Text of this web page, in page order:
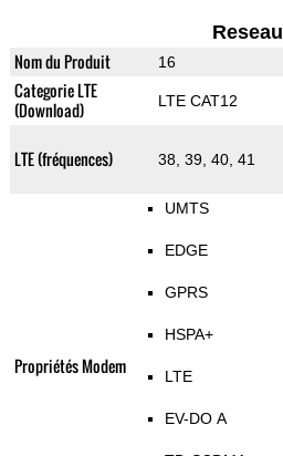
Reseau
Nom du Produit 16
Categorie LTE
(Download)
LTE CAT12
LTE (fréquences) 38, 39, 40, 41
Propriétés Modem
UMTS
EDGE
GPRS
HSPA+
LTE
EV-DO A